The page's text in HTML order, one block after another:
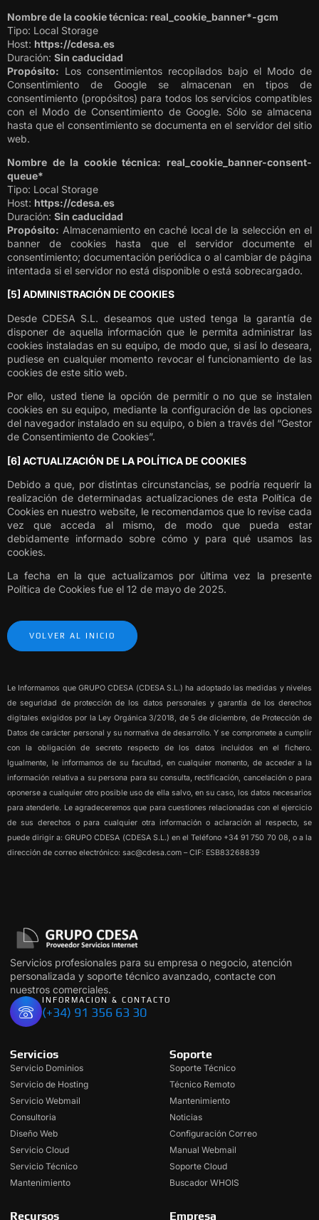
Nombre de la cookie técnica: real_cookie_banner*-gcm
Tipo: Local Storage
Host: https://cdesa.es
Duración: Sin caducidad
Propósito: Los consentimientos recopilados bajo el Modo de
Consentimiento de Google se almacenan en tipos de
consentimiento (propósitos) para todos los servicios compatibles
con el Modo de Consentimiento de Google. Sólo se almacena
hasta que el consentimiento se documenta en el servidor del sitio
web.
Nombre de la cookie técnica: real_cookie_banner-consent-
queue*
Tipo: Local Storage
Host: https://cdesa.es
Duración: Sin caducidad
Propósito: Almacenamiento en caché local de la selección en el
banner de cookies hasta que el servidor documente el
consentimiento; documentación periódica o al cambiar de página
intentada si el servidor no está disponible o está sobrecargado.
[5] ADMINISTRACIÓN DE COOKIES
Desde CDESA S.L. deseamos que usted tenga la garantía de
disponer de aquella información que le permita administrar las
cookies instaladas en su equipo, de modo que, si así lo deseara,
pudiese en cualquier momento revocar el funcionamiento de las
cookies de este sitio web.
Por ello, usted tiene la opción de permitir o no que se instalen
cookies en su equipo, mediante la configuración de las opciones
del navegador instalado en su equipo, o bien a través del “Gestor
de Consentimiento de Cookies”.
[6] ACTUALIZACIÓN DE LA POLÍTICA DE COOKIES
Debido a que, por distintas circunstancias, se podría requerir la
realización de determinadas actualizaciones de esta Política de
Cookies en nuestro website, le recomendamos que lo revise cada
vez que acceda al mismo, de modo que pueda estar
debidamente informado sobre cómo y para qué usamos las
cookies.
La fecha en la que actualizamos por última vez la presente
Política de Cookies fue el 12 de mayo de 2025.
VOLVER AL INICIO
Le Informamos que GRUPO CDESA (CDESA S.L.) ha adoptado las medidas y niveles
de seguridad de protección de los datos personales y garantía de los derechos
digitales exigidos por la Ley Orgánica 3/2018, de 5 de diciembre, de Protección de
Datos de carácter personal y su normativa de desarrollo. Y se compromete a cumplir
con la obligación de secreto respecto de los datos incluidos en el fichero.
Igualmente, le informamos de su facultad, en cualquier momento, de acceder a la
información relativa a su persona para su consulta, rectificación, cancelación o para
oponerse a cualquier otro posible uso de ella salvo, en su caso, los datos necesarios
para atenderle. Le agradeceremos que para cuestiones relacionadas con el ejercicio
de sus derechos o para cualquier otra información o aclaración al respecto, se
puede dirigir a: GRUPO CDESA (CDESA S.L.) en el Teléfono +34 91 750 70 08, o a la
dirección de correo electrónico: sac@cdesa.com – CIF: ESB83268839
Servicios profesionales para su empresa o negocio, atención
personalizada y soporte técnico avanzado, contacte con
nuestros comerciales.
INFORMACION & CONTACTO
(+34) 91 356 63 30
Servicios
Servicio Dominios
Servicio de Hosting
Servicio Webmail
Consultoria
Diseño Web
Servicio Cloud
Servicio Técnico
Mantenimiento
Soporte
Soporte Técnico
Técnico Remoto
Mantenimiento
Noticias
Configuración Correo
Manual Webmail
Soporte Cloud
Buscador WHOIS
Recursos Empresa